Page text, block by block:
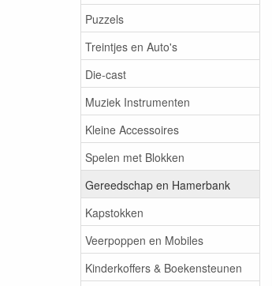
Puzzels
Treintjes en Auto's
Die-cast
Muziek Instrumenten
Kleine Accessoires
Spelen met Blokken
Gereedschap en Hamerbank
Kapstokken
Veerpoppen en Mobiles
Kinderkoffers & Boekensteunen